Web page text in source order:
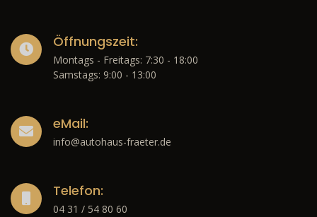
Öffnungszeit:
Montags - Freitags: 7:30 - 18:00
Samstags: 9:00 - 13:00
eMail:
info@autohaus-fraeter.de
Telefon:
04 31 / 54 80 60